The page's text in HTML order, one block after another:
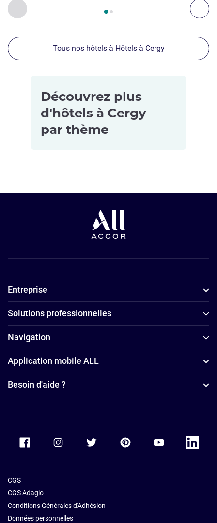
Précédent - Nos autres établissements à proximité
Page , Nos autres établissements à proximité 1 :,
Tous nos hôtels à Hôtels à Cergy
Découvrez plus
d'hôtels à Cergy
par thème
Entreprise
Solutions professionnelles
Navigation
Application mobile ALL
Besoin d'aide ?
Accor Facebook Accor TwitterAccor PinterestAccor Youtube
Accor
CGS
CGS Adagio
Conditions Générales d'Adhésion
Données personnelles